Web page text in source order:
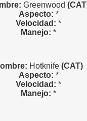
Greenwood
Aspecto: *
Velocidad: *
Manejo: *
Hotknife (CAT)
Aspecto: *
Velocidad: *
Manejo: *